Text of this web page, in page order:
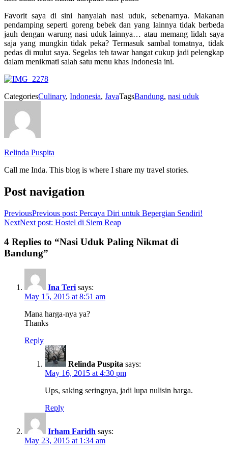
Favorit saya di sini hanyalah nasi uduk, sebenarnya. Makanan
pendamping seperti goreng bebek dan yang lainnya tidak berbeda
jauh dengan warung nasi uduk lainnya… atau memang lidah saya
saja yang mungkin tidak peka? Termasuk sambal tomatnya, tidak
pedas di mulut saya. Segelas teh tawar hangat cukup jadi pelengkap
dalam menikmati salah satu menu khas Indonesia ini.
CategoriesCulinary, Indonesia, JavaTagsBandung, nasi uduk
Relinda Puspita
Call me Inda. This blog is where I share my travel stories.
Post navigation
PreviousPrevious post: Percaya Diri untuk Bepergian Sendiri!
NextNext post: Hostel di Siem Reap
4 Replies to “Nasi Uduk Paling Nikmat di
Bandung”
Ina Teri says:
May 15, 2015 at 8:51 am
Mana harga-nya ya?
Thanks
Reply
Relinda Puspita says:
May 16, 2015 at 4:30 pm
Ups, saking seringnya, jadi lupa nulisin harga.
Reply
Irham Faridh says:
May 23, 2015 at 1:34 am